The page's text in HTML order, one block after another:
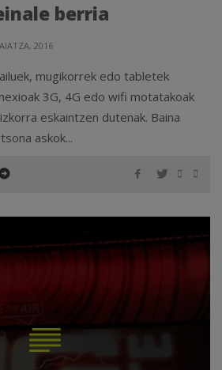
berria
2016
mugikorrek edo tabletek
3G, 4G edo wifi motatakoak
eskaintzen dutenak. Baina
askok...